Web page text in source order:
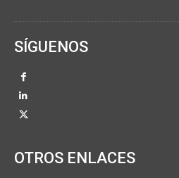
SÍGUENOS
OTROS ENLACES